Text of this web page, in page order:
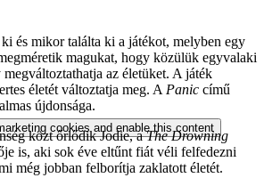
cookies and enable this content
és mikor találta ki a játékot, melyben egy
magukat, hogy közülük egyvalaki
az életüket. A játék
életét változtatja meg. A Panic című
újdonsága.
közt őrlődik Jodie, aThe Drowning
is, aki sok éve eltűnt fiát véli felfedezni
még jobban felborítja zaklatott életét.